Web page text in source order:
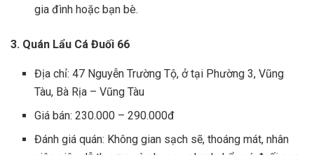
gia đình hoặc bạn bè.
3. Quán Lẩu Cá Đuối 66
Địa chỉ: 47 Nguyễn Trường Tộ, ở tại Phường 3, Vũng
Tàu, Bà Rịa – Vũng Tàu
Giá bán: 230.000 – 290.000đ
Đánh giá quán: Không gian sạch sẽ, thoáng mát, nhân